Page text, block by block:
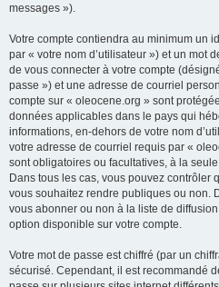
messages »).
Votre compte contiendra au minimum un
par « votre nom d’utilisateur ») et un mot
de vous connecter à votre compte
passe ») et une adresse de courriel
compte sur « oleocene.org » sont
données applicables dans le pays qui
informations, en-dehors de votre nom
votre adresse de courriel requis par «
sont obligatoires ou facultatives, à la
Dans tous les cas, vous pouvez contrôler
vous souhaitez rendre publiques ou non.
vous abonner ou non à la liste de
option disponible sur votre compte.
Votre mot de passe est chiffré (par un
sécurisé. Cependant, il est recommandé